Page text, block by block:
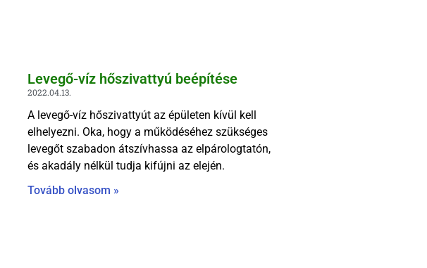
Levegő-víz hőszivattyú beépítése
2022.04.13.
A levegő-víz hőszivattyút az épületen kívül kell
elhelyezni. Oka, hogy a működéséhez szükséges
levegőt szabadon átszívhassa az elpárologtatón,
és akadály nélkül tudja kifújni az elején.
Tovább olvasom »